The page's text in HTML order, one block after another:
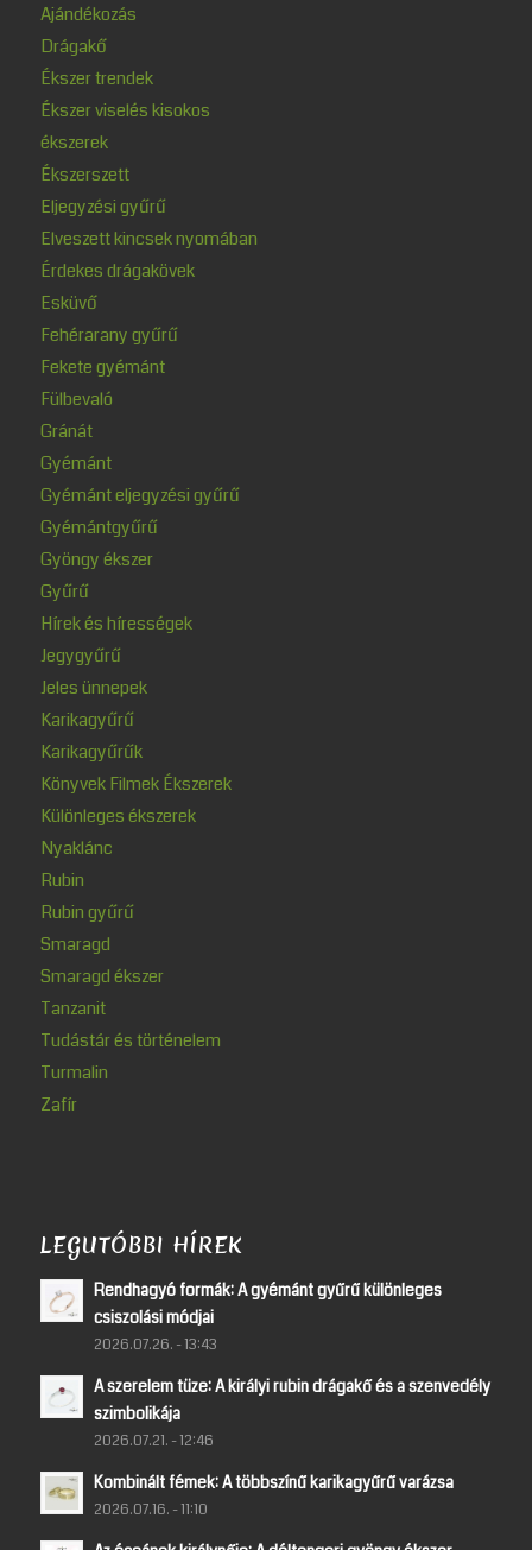
Ajándékozás
Drágakő
Ékszer trendek
Ékszer viselés kisokos
ékszerek
Ékszerszett
Eljegyzési gyűrű
Elveszett kincsek nyomában
Érdekes drágakövek
Esküvő
Fehérarany gyűrű
Fekete gyémánt
Fülbevaló
Gránát
Gyémánt
Gyémánt eljegyzési gyűrű
Gyémántgyűrű
Gyöngy ékszer
Gyűrű
Hírek és hírességek
Jegygyűrű
Jeles ünnepek
Karikagyűrű
Karikagyűrűk
Könyvek Filmek Ékszerek
Különleges ékszerek
Nyaklánc
Rubin
Rubin gyűrű
Smaragd
Smaragd ékszer
Tanzanit
Tudástár és történelem
Turmalin
Zafír
LEGUTÓBBI HÍREK
Rendhagyó formák: A gyémánt gyűrű különleges
csiszolási módjai
2026.07.26. - 13:43
A szerelem tüze: A királyi rubin drágakő és a szenvedély
szimbolikája
2026.07.21. - 12:46
Kombinált fémek: A többszínű karikagyűrű varázsa
2026.07.16. - 11:10